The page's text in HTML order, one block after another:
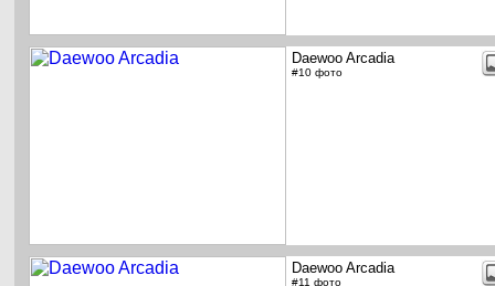
Daewoo Arcadia
#10 фото
Daewoo Arcadia
#11 фото